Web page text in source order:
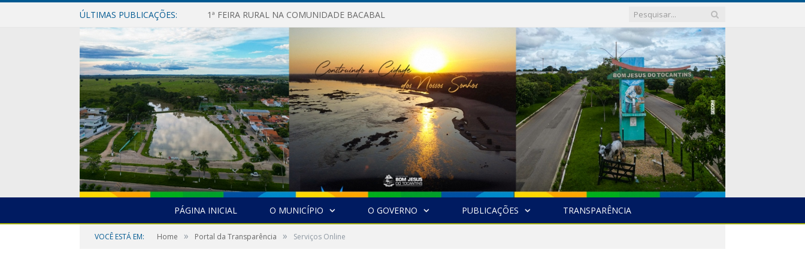
ÚLTIMAS PUBLICAÇÕES: 1ª FEIRA RURAL NA COMUNIDADE BACABAL
PÁGINA INICIAL O MUNICÍPIO O GOVERNO PUBLICAÇÕES TRANSPARÊNCIA
VOCÊ ESTÁ EM: Home » Portal da Transparência » Serviços Online